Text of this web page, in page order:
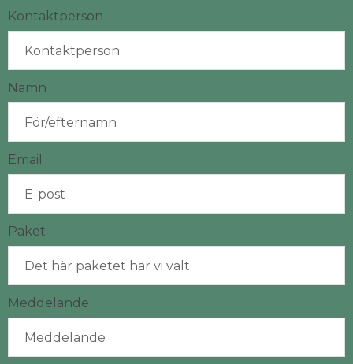
Kontaktperson
Namn
Email
Paket
Meddelande